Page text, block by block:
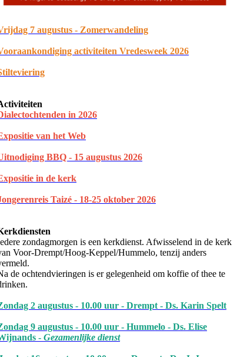
7 augustus - Zomerwandeling
activiteiten Vredesweek 2026
in 2026
van het Web
BBQ - 15 augustus 2026
in de kerk
Taizé - 18-25 oktober 2026
zondagmorgen is een kerkdienst. Afwisselend in de kerk
Voor-Drempt/Hoog-Keppel/Hummelo, tenzij anders
de ochtendvieringen is er gelegenheid om koffie of thee te
2 augustus - 10.00 uur - Drempt - Ds. Karin Spelt
9 augustus - 10.00 uur - Hummelo - Ds. Elise
- Gezamenlijke dienst